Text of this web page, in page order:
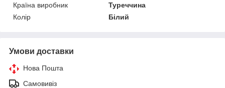
Країна виробник
Туреччина
Колір
Білий
Умови доставки
Нова Пошта
Самовивіз